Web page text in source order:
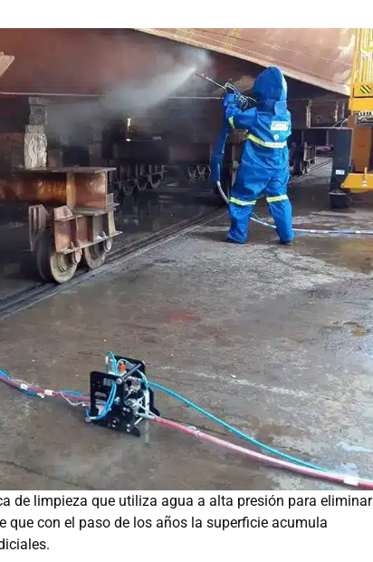
de limpieza que utiliza agua a alta presión para eliminar
que con el paso de los años la superficie acumula